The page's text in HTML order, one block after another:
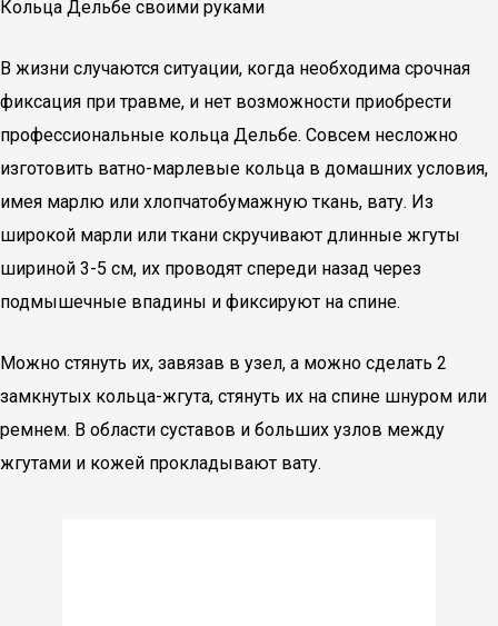
Кольца Дельбе своими руками
В жизни случаются ситуации, когда необходима срочная
фиксация при травме, и нет возможности приобрести
профессиональные кольца Дельбе. Совсем несложно
изготовить ватно-марлевые кольца в домашних условия,
имея марлю или хлопчатобумажную ткань, вату. Из
широкой марли или ткани скручивают длинные жгуты
шириной 3-5 см, их проводят спереди назад через
подмышечные впадины и фиксируют на спине.
Можно стянуть их, завязав в узел, а можно сделать 2
замкнутых кольца-жгута, стянуть их на спине шнуром или
ремнем. В области суставов и больших узлов между
жгутами и кожей прокладывают вату.